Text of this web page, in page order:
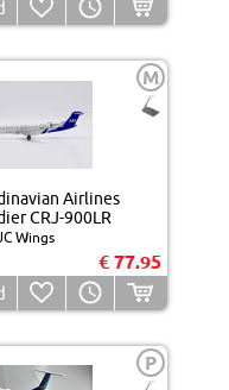
M
Airlines
CRJ-900LR
Wings
€ 77.95
P